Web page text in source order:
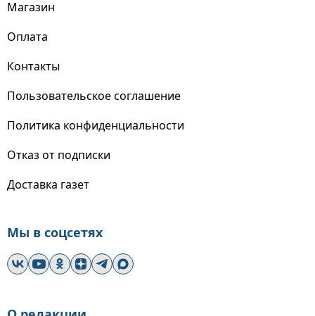
Магазин
Оплата
Контакты
Пользовательское соглашение
Политика конфиденциальности
Отказ от подписки
Доставка газет
Мы в соцсетях